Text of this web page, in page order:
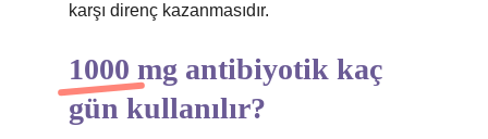
karşı direnç kazanmasıdır.
1000 mg antibiyotik kaç
gün kullanılır?